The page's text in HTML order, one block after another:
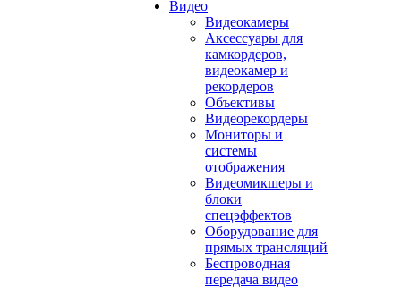
Видео
Видеокамеры
Аксессуары для
камкордеров,
видеокамер и
рекордеров
Объективы
Видеорекордеры
Мониторы и
системы
отображения
Видеомикшеры и
блоки
спецэффектов
Оборудование для
прямых трансляций
Беспроводная
передача видео